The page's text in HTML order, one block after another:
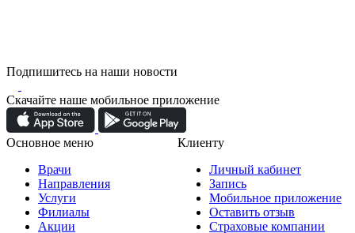
Подпишитесь на наши новости
Скачайте наше мобильное приложение
Основное меню
Врачи
Направления
Услуги
Филиалы
Акции
Клиенту
Личный кабинет
Запись
Мобильное приложение
Оставить отзыв
Страховые компании